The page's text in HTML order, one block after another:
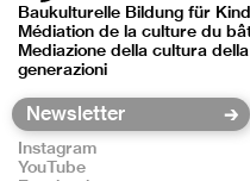
Baukulturelle Bildung für
Médiation de la culture du
Mediazione della cultura
generazioni
Instagram
YouTube